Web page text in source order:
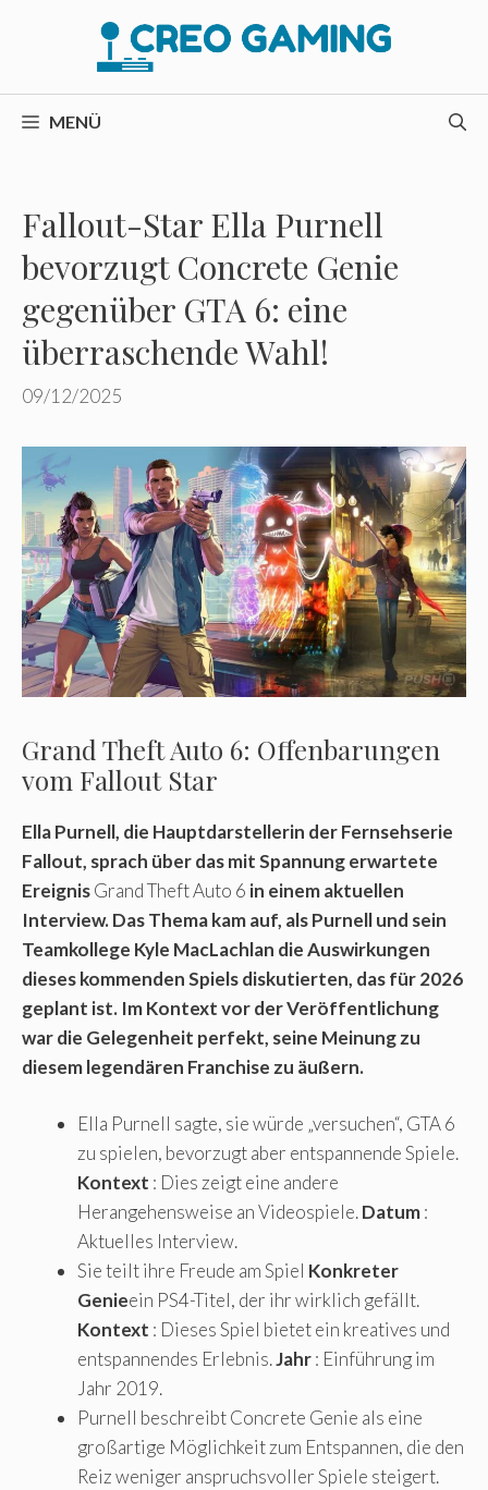
MENÜ
Fallout-Star Ella Purnell
bevorzugt Concrete Genie
gegenüber GTA 6: eine
überraschende Wahl!
09/12/2025
Grand Theft Auto 6: Offenbarungen
vom Fallout Star
Ella Purnell, die Hauptdarstellerin der Fernsehserie
Fallout, sprach über das mit Spannung erwartete
EreignisGrand Theft Auto 6 in einem aktuellen
Interview. Das Thema kam auf, als Purnell und sein
Teamkollege Kyle MacLachlan die Auswirkungen
dieses kommenden Spiels diskutierten, das für 2026
geplant ist. Im Kontext vor der Veröffentlichung
war die Gelegenheit perfekt, seine Meinung zu
diesem legendären Franchise zu äußern.
Ella Purnell sagte, sie würde „versuchen“, GTA 6
zu spielen, bevorzugt aber entspannende Spiele.
Kontext : Dies zeigt eine andere
Herangehensweise an Videospiele.Datum:
Aktuelles Interview.
Sie teilt ihre Freude am Spiel Konkreter
Genieein PS4-Titel, der ihr wirklich gefällt.
Kontext : Dieses Spiel bietet ein kreatives und
entspannendes Erlebnis.Jahr: Einführung im
Jahr 2019.
Purnell beschreibt Concrete Genie als eine
großartige Möglichkeit zum Entspannen, die den
Reiz weniger anspruchsvoller Spiele steigert.